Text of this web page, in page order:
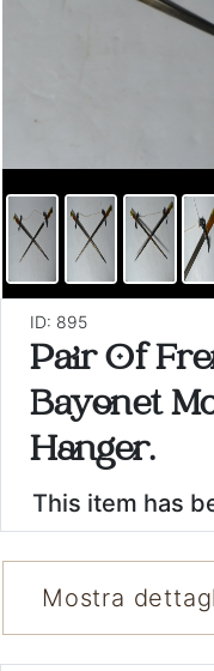
ID: 895
Pair Of
Bayonet
Hanger.
This item has
Mostra